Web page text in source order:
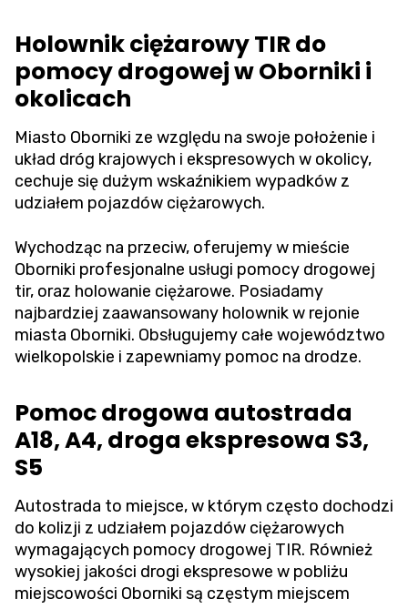
Holownik ciężarowy TIR do
pomocy drogowej w Oborniki i
okolicach
Miasto Oborniki ze względu na swoje położenie i
układ dróg krajowych i ekspresowych w okolicy,
cechuje się dużym wskaźnikiem wypadków z
udziałem pojazdów ciężarowych.
Wychodząc na przeciw, oferujemy w mieście
Oborniki profesjonalne usługi pomocy drogowej
tir, oraz holowanie ciężarowe. Posiadamy
najbardziej zaawansowany holownik w rejonie
miasta Oborniki. Obsługujemy całe województwo
wielkopolskie i zapewniamy pomoc na drodze.
Pomoc drogowa autostrada
A18, A4, droga ekspresowa S3,
S5
Autostrada to miejsce, w którym często dochodzi
do kolizji z udziałem pojazdów ciężarowych
wymagających pomocy drogowej TIR. Również
wysokiej jakości drogi ekspresowe w pobliżu
miejscowości Oborniki są częstym miejscem